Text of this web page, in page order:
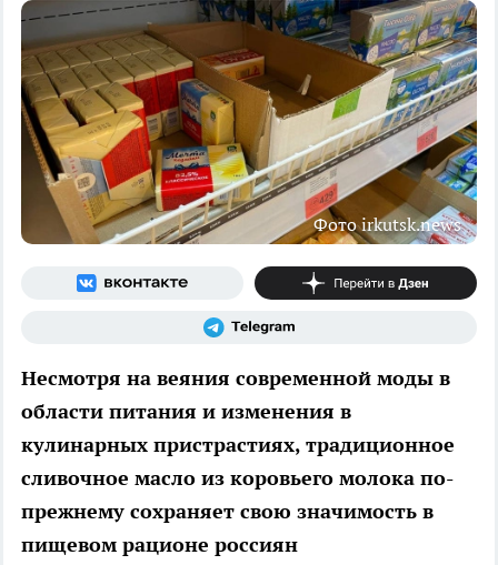
Фото irkutsk.news
Несмотря на веяния современной моды в
области питания и изменения в
кулинарных пристрастиях, традиционное
сливочное масло из коровьего молока по-
прежнему сохраняет свою значимость в
пищевом рационе россиян